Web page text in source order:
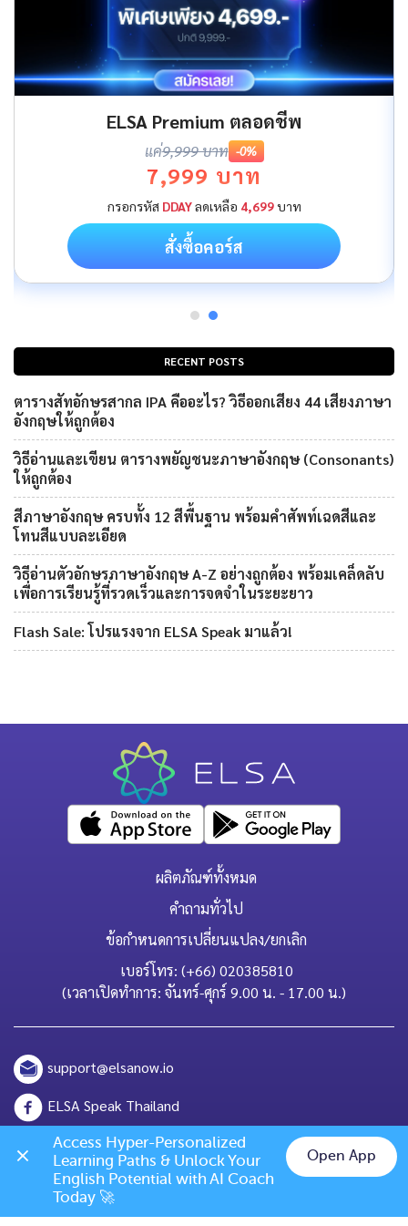
RECENT POSTS
ตารางสัทอักษรสากล IPA คืออะไร? วิธีออกเสียง 44 เสียงภาษา
อังกฤษให้ถูกต้อง
วิธีอ่านและเขียน ตารางพยัญชนะภาษาอังกฤษ (Consonants)
ให้ถูกต้อง
สีภาษาอังกฤษ ครบทั้ง 12 สีพื้นฐาน พร้อมคำศัพท์เฉดสีและ
โทนสีแบบละเอียด
วิธีอ่านตัวอักษรภาษาอังกฤษ A-Z อย่างถูกต้อง พร้อมเคล็ดลับ
เพื่อการเรียนรู้ที่รวดเร็วและการจดจำในระยะยาว
Flash Sale: โปรแรงจาก ELSA Speak มาแล้ว!
ELSA Premium ตลอดชีพ
แค่9,999 บาท -0%
7,999 บาท
กรอกรหัส DDAYลดเหลือ 4,699บาท
สั่งซื้อคอร์ส
ผลิตภัณฑ์ทั้งหมด
คำถามทั่วไป
ข้อกำหนดการเปลี่ยนแปลง/ยกเลิก
เบอร์โทร: (+66) 020385810
(เวลาเปิดทำการ: จันทร์-ศุกร์ 9.00 น. - 17.00 น.)
support@elsanow.io
ELSA Speak Thailand
Channel ID: @elsaspeak
139 Old Orchard Dr, Los Gatos, CA 95032Chat on LINE
Access Hyper-Personalized
Learning Paths & Unlock Your
English Potential with AI Coach
Today 🚀
Open App